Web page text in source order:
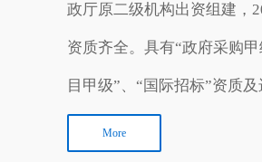
政厅原二级机构出资组建，
资质齐全。具有“政府采购
目甲级”、“国际招标”资质
More